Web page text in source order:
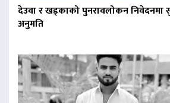
देउवा र खड्काको पुनरावलोकन निवेदनमा
अनुमति